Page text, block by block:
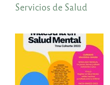
Servicios de Salud